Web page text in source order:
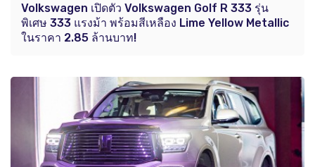
Volkswagen เปิดตัว Volkswagen Golf R 333 รุ่น
พิเศษ 333 แรงม้า พร้อมสีเหลือง Lime Yellow Metallic
ในราคา 2.85 ล้านบาท!